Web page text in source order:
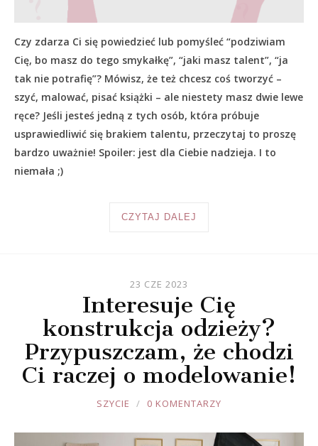
Czy zdarza Ci się powiedzieć lub pomyśleć “podziwiam
Cię, bo masz do tego smykałkę”, “jaki masz talent”, “ja
tak nie potrafię”? Mówisz, że też chcesz coś tworzyć –
szyć, malować, pisać książki – ale niestety masz dwie lewe
ręce? Jeśli jesteś jedną z tych osób, która próbuje
usprawiedliwić się brakiem talentu, przeczytaj to proszę
bardzo uważnie! Spoiler: jest dla Ciebie nadzieja. I to
niemała ;)
CZYTAJ DALEJ
23 CZE 2023
Interesuje Cię
konstrukcja odzieży?
Przypuszczam, że chodzi
Ci raczej o modelowanie!
JOULE
SZYCIE 0 KOMENTARZY